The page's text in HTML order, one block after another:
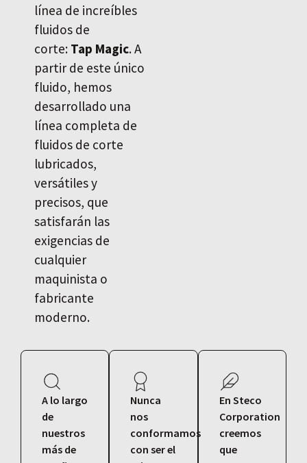
línea de increíbles
fluidos de
corte: Tap Magic. A
partir de este único
fluido, hemos
desarrollado una
línea completa de
fluidos de corte
lubricados,
versátiles y
precisos, que
satisfarán las
exigencias de
cualquier
maquinista o
fabricante
moderno.
A lo largo
de
nuestros
más de
Nunca
nos
conformamos
con ser el
En Steco
Corporation
creemos
que